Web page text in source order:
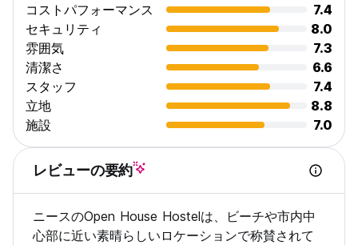
- 無料利用とWi-Fi（全部屋で高速Wi-Fi）
- 無料の荷物預かり
- 無料のヘアドライヤー
- 終わらない熱いシャワー
- 本の交換
- タオル 2 枚 / ビーチタオル 2 枚
- 年齢制限:40歳。
料理は好きですか？大きくて設備の整ったキッチンがございま
す。また、全室に無料インターネットと WIFI を備えたコンピュ
終日無料のコーヒーと紅茶を提供しています。角を曲がったとこ
ろに、朝食においしい（そして安い）フランスパン屋がありま
コストパフォーマンス
7.4
セキュリティ
8.0
雰囲気
7.3
清潔さ
6.6
スタッフ
7.4
立地
8.8
施設
7.0
レビューの要約
ニースのOpen House Hostelは、ビーチや市内中
心部に近い素晴らしいロケーションで称賛されて